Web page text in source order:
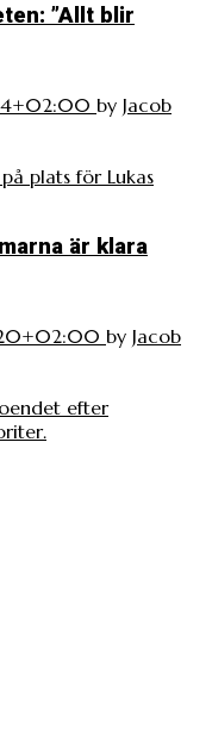
”Allt blir
by Jacob
plats för Lukas
är klara
by Jacob
efter